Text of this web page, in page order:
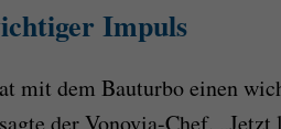
Impuls
mit dem Bauturbo einen
der Vonovia-Chef.